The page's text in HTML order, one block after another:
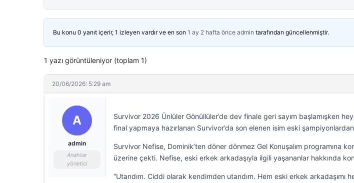
Bu konu 0 yanıt içerir, 1 izleyen vardır ve en son 1 ay 2 hafta önce admin tarafından güncellenmiştir.
1 yazı görüntüleniyor (toplam 1)
20/06/2026: 5:29 am
A
admin
Anahtar
yönetici
Survivor 2026 Ünlüler Gönüllüler’de dev finale geri sayım başlamışken
final yapmaya hazırlanan Survivor’da son elenen isim eski
Survivor Nefise, Dominik’ten döner dönmez Gel Konuşalım programına
üzerine çekti. Nefise, eski erkek arkadaşıyla ilgili yaşananlar hakkında
“Utandım. Ciddi olarak kendimden utandım. Hem eski erkek arkadaşımı